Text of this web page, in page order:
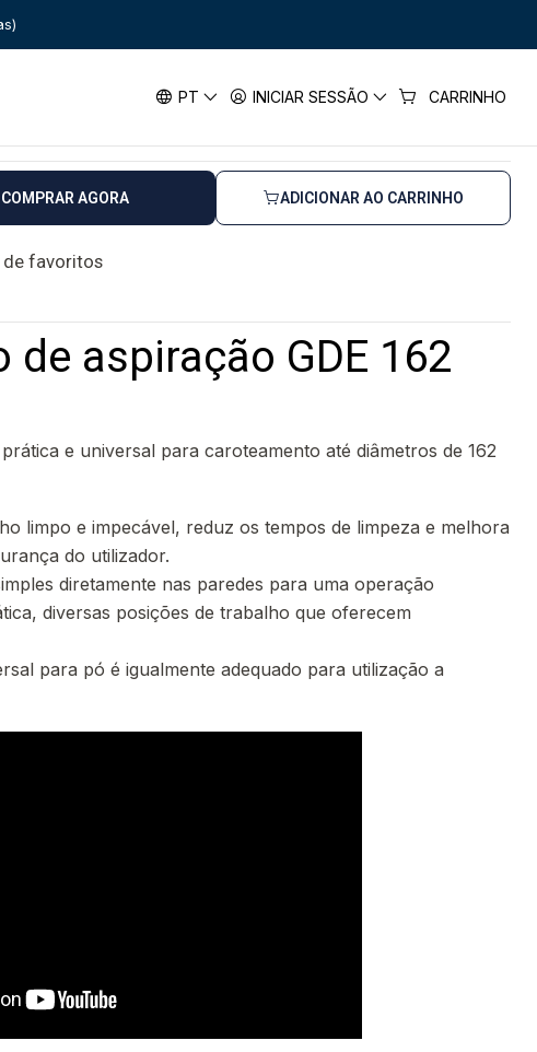
PT INICIAR SESSÃO CARRINHO
GDE 162 BOSCH
GDE 162 BOSCH
96 horas úteis
ADICIONAR AO CARRINHO
COMPRAR AGORA
favoritos
de aspiração GDE 162
e universal para caroteamento até diâmetros de 162
limpo e impecável, reduz os tempos de limpeza e melhora
do utilizador.
diretamente nas paredes para uma operação
diversas posições de trabalho que oferecem
para pó é igualmente adequado para utilização a